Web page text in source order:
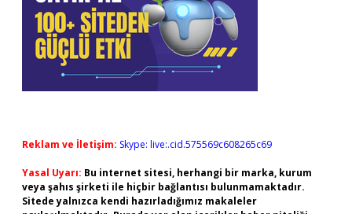
Reklam ve İletişim: Skype: live:.cid.575569c608265c69
Yasal Uyarı: Bu internet sitesi, herhangi bir marka, kurum
veya şahıs şirketi ile hiçbir bağlantısı bulunmamaktadır.
Sitede yalnızca kendi hazırladığımız makaleler